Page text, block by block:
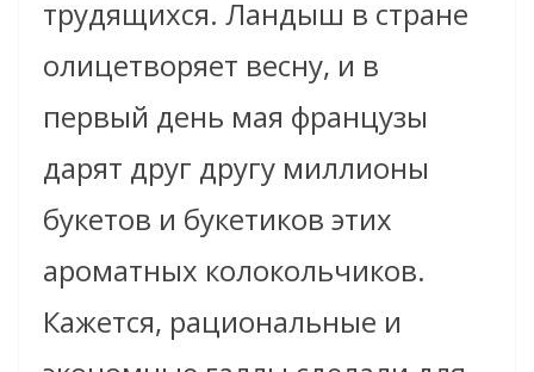
трудящихся. Ландыш в стране
олицетворяет весну, и в
первый день мая французы
дарят друг другу миллионы
букетов и букетиков этих
ароматных колокольчиков.
Кажется, рациональные и